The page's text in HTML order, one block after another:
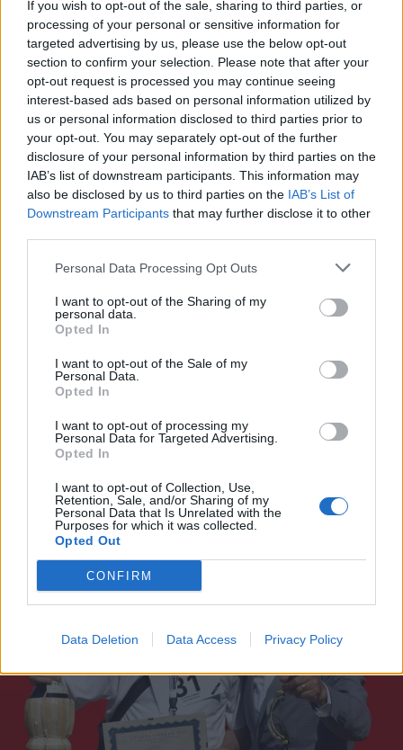
If you wish to opt-out of the sale, sharing to third parties, or
processing of your personal or sensitive information for
targeted advertising by us, please use the below opt-out
section to confirm your selection. Please note that after your
opt-out request is processed you may continue seeing
interest-based ads based on personal information utilized by
us or personal information disclosed to third parties prior to
your opt-out. You may separately opt-out of the further
disclosure of your personal information by third parties on the
IAB’s list of downstream participants. This information may
also be disclosed by us to third parties on the IAB’s List of
Downstream Participants that may further disclose it to other
Personal Data Processing Opt Outs
I want to opt-out of the Sharing of my
personal data.
Opted In
I want to opt-out of the Sale of my
Personal Data.
Opted In
I want to opt-out of processing my
Personal Data for Targeted Advertising.
Opted In
I want to opt-out of Collection, Use,
Retention, Sale, and/or Sharing of my
Personal Data that Is Unrelated with the
Purposes for which it was collected.
Opted Out
CONFIRM
Data Deletion Data Access Privacy Policy
Un caffè che profuma di riscatto e
lavoro, a Fagnano Olona nasce il
bar Da Mario
FAGNANO OLONA
Incidente fra tre auto sulla A8 a
azione